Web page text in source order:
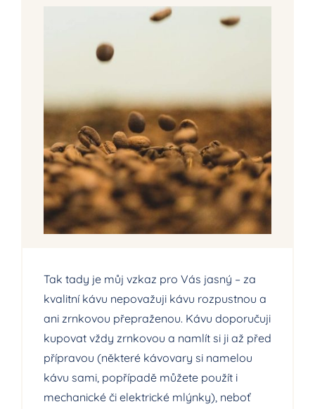
Tak tady je můj vzkaz pro Vás jasný – za
kvalitní kávu nepovažuji kávu rozpustnou a
ani zrnkovou přepraženou. Kávu doporučuji
kupovat vždy zrnkovou a namlít si ji až před
přípravou (některé kávovary si namelou
kávu sami, popřípadě můžete použít i
mechanické či elektrické mlýnky), neboť